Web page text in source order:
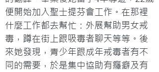
便開始加入聖士提芬會工作。在那裡
什麼工作都去幫忙：外展幫助男女戒
毒，蹲在街上跟吸毒者聊天等等。後
來她發現，青少年跟成年戒毒者有不
同的需要，於是集中協助有癮癖及有